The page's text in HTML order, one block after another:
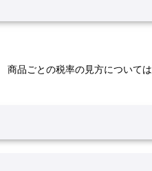
商品ごとの税率の見方については